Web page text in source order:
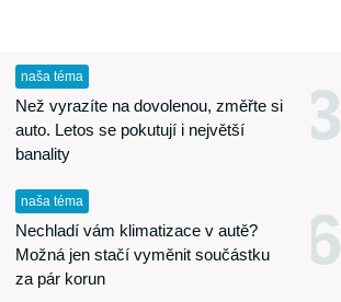
naša téma
Než vyrazíte na dovolenou, změřte si
auto. Letos se pokutují i největší
banality
3
naša téma
Nechladí vám klimatizace v autě?
Možná jen stačí vyměnit součástku
za pár korun
6